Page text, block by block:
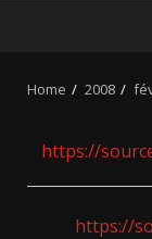
Home 2008
https://
https://